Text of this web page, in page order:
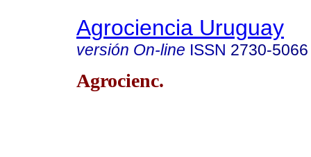
Agrociencia Uruguay
versión On-line ISSN 2730-5066
Agrocienc.